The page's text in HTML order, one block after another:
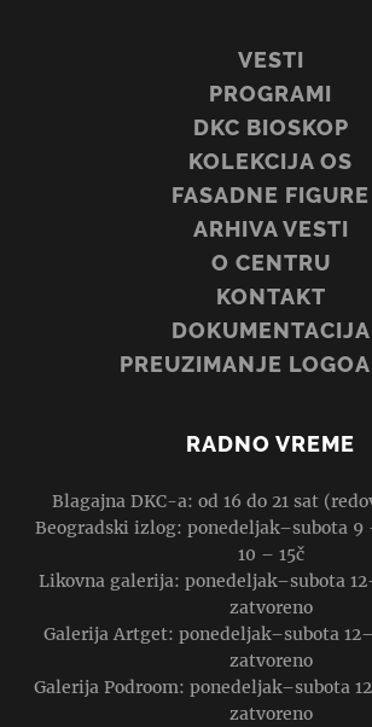
VESTI
PROGRAMI
DKC BIOSKOP
KOLEKCIJA OS
FASADNE FIGURE
ARHIVA VESTI
O CENTRU
KONTAKT
DOKUMENTACIJA
PREUZIMANJE
RADNO VREME
Blagajna DKC-a: od 16 do 21 sat
Beogradski izlog: ponedeljak–subota 9
10 – 15č
Likovna galerija: ponedeljak–subota
zatvoreno
Galerija Artget: ponedeljak–subota
zatvoreno
Galerija Podroom: ponedeljak–subota
zatvoreno